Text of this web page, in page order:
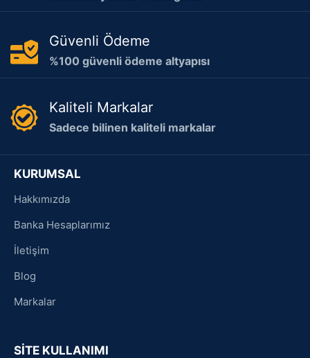
Güvenli Ödeme
%100 güvenli ödeme altyapısı
Kaliteli Markalar
Sadece bilinen kaliteli markalar
KURUMSAL
Hakkımızda
Banka Hesaplarımız
İletişim
Blog
Markalar
SİTE KULLANIMI